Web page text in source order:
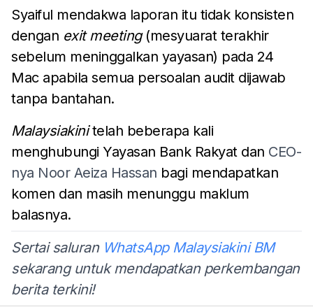
Syaiful mendakwa laporan itu tidak konsisten
dengan exit meeting(mesyuarat terakhir
sebelum meninggalkan yayasan) pada 24
Mac apabila semua persoalan audit dijawab
tanpa bantahan.
Malaysiakinitelah beberapa kali
menghubungi Yayasan Bank Rakyat dan CEO-
nya Noor Aeiza Hassan bagi mendapatkan
komen dan masih menunggu maklum
balasnya.
Sertai saluran WhatsApp Malaysiakini BM
sekarang untuk mendapatkan perkembangan
berita terkini!